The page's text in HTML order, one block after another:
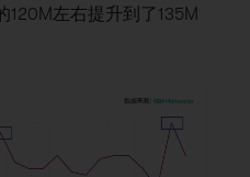
左右提升到了135M